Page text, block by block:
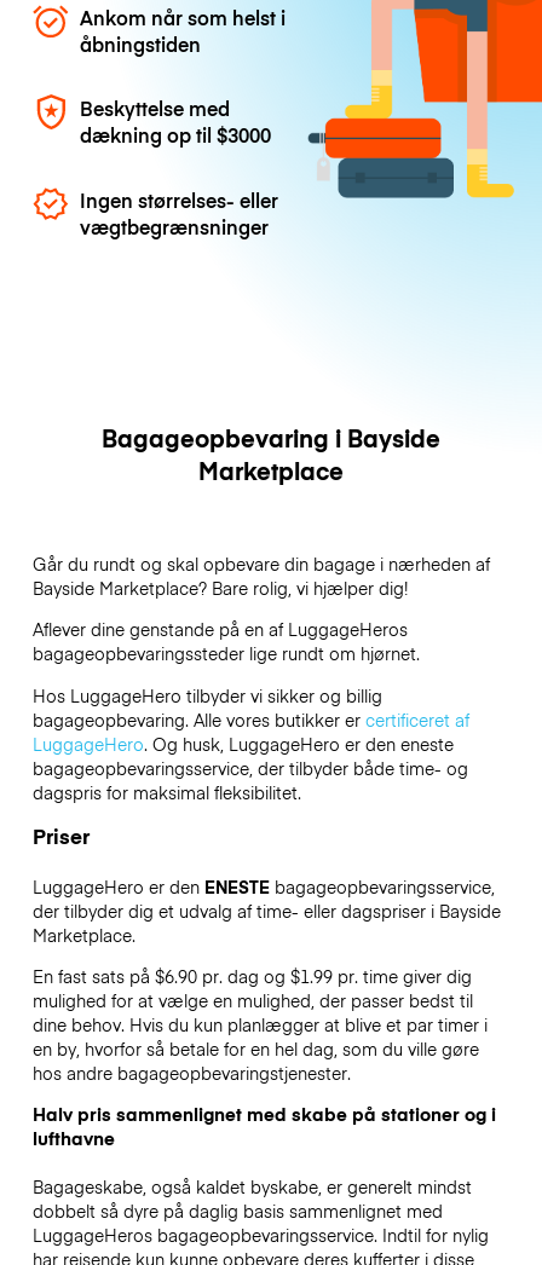
Ankom når som helst i
åbningstiden
Beskyttelse med
dækning op til$3000
Ingen størrelses- eller
vægtbegrænsninger
Bagageopbevaring i Bayside
Marketplace
Går du rundt og skal opbevare din bagage i nærheden af
Bayside Marketplace? Bare rolig, vi hjælper dig!
Aflever dine genstande på en af LuggageHeros
bagageopbevaringssteder lige rundt om hjørnet.
Hos LuggageHero tilbyder vi sikker og billig
bagageopbevaring. Alle vores butikker er certificeret af
LuggageHero. Og husk, LuggageHero er den eneste
bagageopbevaringsservice, der tilbyder både time- og
dagspris for maksimal fleksibilitet.
Priser
LuggageHero er den ENESTEbagageopbevaringsservice,
der tilbyder dig et udvalg af time- eller dagspriser i Bayside
Marketplace.
En fast sats på $6.90 pr. dag og $1.99 pr. time giver dig
mulighed for at vælge en mulighed, der passer bedst til
dine behov. Hvis du kun planlægger at blive et par timer i
en by, hvorfor så betale for en hel dag, som du ville gøre
hos andre bagageopbevaringstjenester.
Halv pris sammenlignet med skabe på stationer og i
lufthavne
Bagageskabe, også kaldet byskabe, er generelt mindst
dobbelt så dyre på daglig basis sammenlignet med
LuggageHeros bagageopbevaringsservice. Indtil for nylig
har rejsende kun kunne opbevare deres kufferter i disse